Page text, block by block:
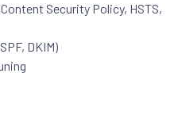
Security Policy, HSTS,
DKIM)